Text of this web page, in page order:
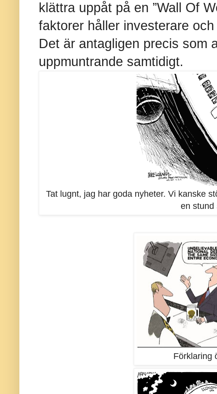
klättra uppåt på en ”Wall Of
faktorer håller investerare
Det är antagligen precis som
uppmuntrande samtidigt.
Tat lugnt, jag har goda nyheter. Vi kanske
en stund
Förklaring